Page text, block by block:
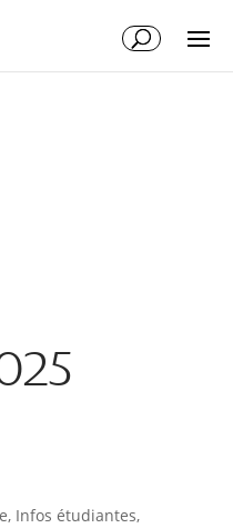
, Infos étudiantes,